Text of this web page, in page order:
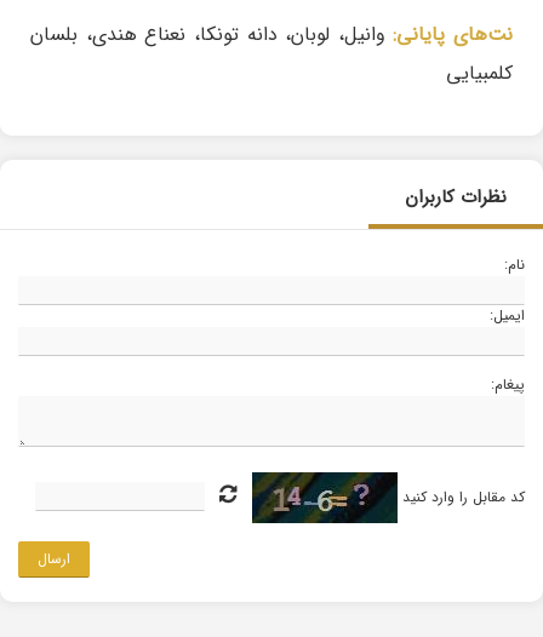
نت‌های پایانی:وانیل، لوبان، دانه تونکا، نعناع هندی، بلسان
کلمبیایی
نظرات کاربران
نام:
ایمیل:
پیغام:
کد مقابل را وارد کنید
ارسال